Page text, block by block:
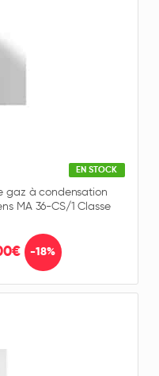
EN STOCK
gaz à condensation
MA 36-CS/1 Classe
-18%